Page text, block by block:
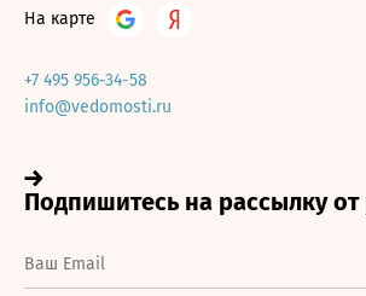
На карте
+7 495 956-34-58
info@vedomosti.ru